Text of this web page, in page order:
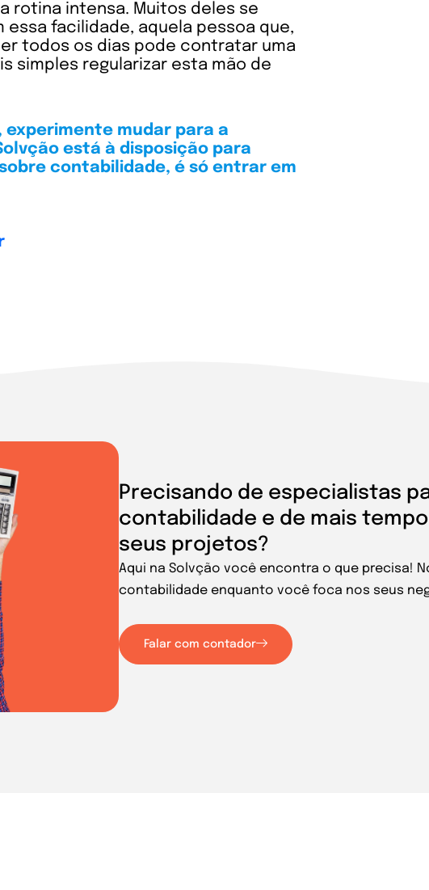
rotina intensa. Muitos deles se
essa facilidade, aquela pessoa que,
todos os dias pode contratar uma
simples regularizar esta mão de
experimente mudar para a
está à disposição para
contabilidade, é só entrar em
Precisando de especialistas
contabilidade e de mais
seus projetos?
Aqui na Solvção você encontra o que precisa!
contabilidade enquanto você foca nos seus
Falar com contador